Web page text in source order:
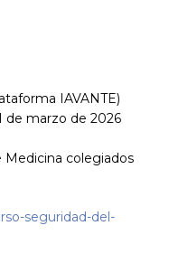
IAVANTE)
de marzo de 2026
Medicina colegiados
seguridad-del-